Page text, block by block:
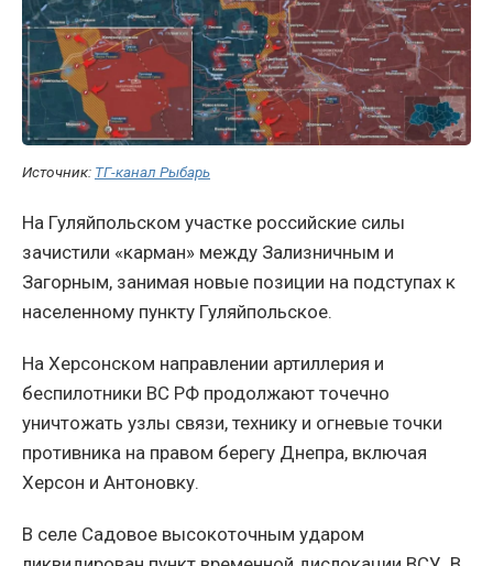
Источник: ТГ-канал Рыбарь
На Гуляйпольском участке российские силы
зачистили «карман» между Зализничным и
Загорным, занимая новые позиции на подступах к
населенному пункту Гуляйпольское.
На Херсонском направлении артиллерия и
беспилотники ВС РФ продолжают точечно
уничтожать узлы связи, технику и огневые точки
противника на правом берегу Днепра, включая
Херсон и Антоновку.
В селе Садовое высокоточным ударом